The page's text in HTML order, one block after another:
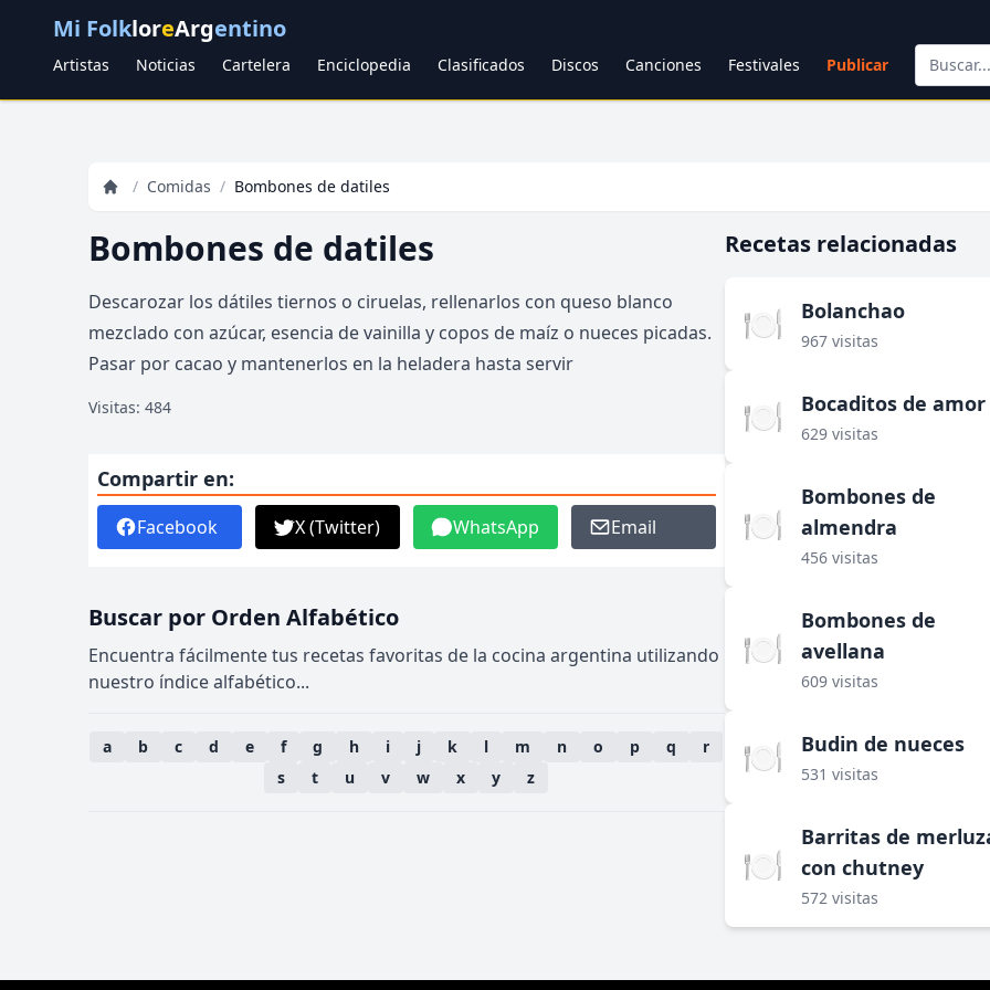
Mi FolkloreArgentino
Artistas Noticias Cartelera Enciclopedia Clasificados Discos Canciones Festivales Publicar
/ Comidas / Bombones de datiles
Bombones de datiles
Descarozar los dátiles tiernos o ciruelas, rellenarlos con queso blanco
mezclado con azúcar, esencia de vainilla y copos de maíz o nueces picadas.
Pasar por cacao y mantenerlos en la heladera hasta servir
Visitas: 484
Compartir en:
Facebook X (Twitter) WhatsApp Email
Buscar por Orden Alfabético
Encuentra fácilmente tus recetas favoritas de la cocina argentina utilizando
nuestro índice alfabético...
a b c d e f g h i j k l m n o p q
r
s
t u v w x y z
Recetas relacionadas
🍽️ Bolanchao
967 visitas
🍽️ Bocaditos de amor
629 visitas
🍽️
Bombones de
almendra
456 visitas
🍽️
Bombones de
avellana
609 visitas
🍽️ Budin de nueces
531 visitas
🍽️
Barritas de
con chutney
572 visitas